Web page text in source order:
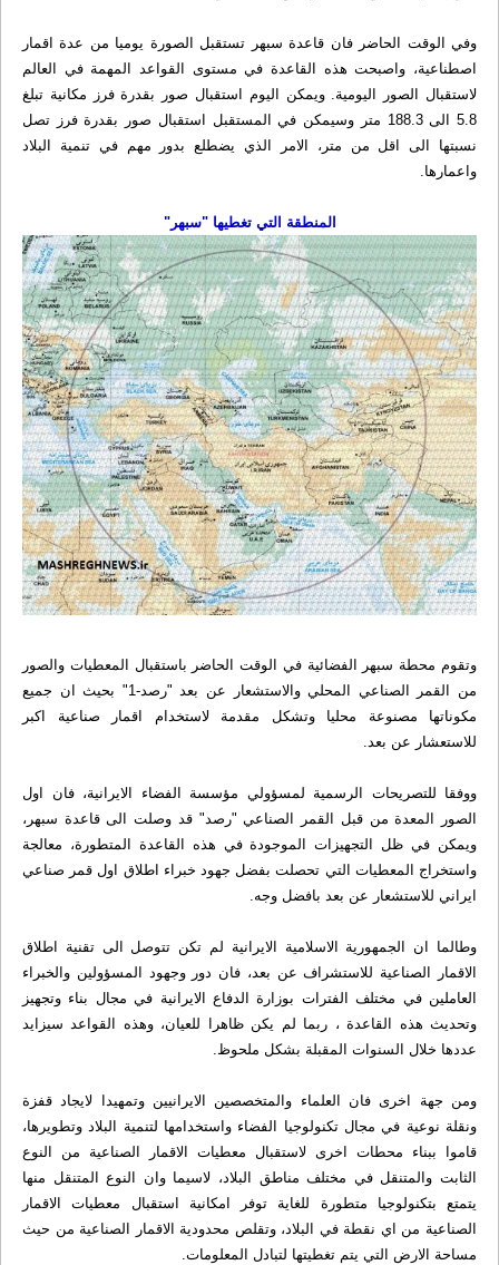
وفي الوقت الحاضر فان قاعدة سبهر تستقبل الصورة يوميا من عدة اقمار
اصطناعية، واصبحت هذه القاعدة في مستوى القواعد المهمة في العالم
لاستقبال الصور اليومية. ويمكن اليوم استقبال صور بقدرة فرز مكانية تبلغ
5.8 الى 188.3 متر وسيمكن في المستقبل استقبال صور بقدرة فرز تصل
نسبتها الى اقل من متر، الامر الذي يضطلع بدور مهم في تنمية البلاد
واعمارها.
المنطقة التي تغطيها "سبهر"
وتقوم محطة سبهر الفضائية في الوقت الحاضر باستقبال المعطيات والصور
من القمر الصناعي المحلي والاستشعار عن بعد "رصد-1" بحيث ان جميع
مكوناتها مصنوعة محليا وتشكل مقدمة لاستخدام اقمار صناعية اكبر
للاستعشار عن بعد.
ووفقا للتصريحات الرسمية لمسؤولي مؤسسة الفضاء الايرانية، فان اول
الصور المعدة من قبل القمر الصناعي "رصد" قد وصلت الى قاعدة سبهر،
ويمكن في ظل التجهيزات الموجودة في هذه القاعدة المتطورة، معالجة
واستخراج المعطيات التي تحصلت بفضل جهود خبراء اطلاق اول قمر صناعي
ايراني للاستشعار عن بعد بافضل وجه.
وطالما ان الجمهورية الاسلامية الايرانية لم تكن تتوصل الى تقنية اطلاق
الاقمار الصناعية للاستشراف عن بعد، فان دور وجهود المسؤولين والخبراء
العاملين في مختلف الفترات بوزارة الدفاع الايرانية في مجال بناء وتجهيز
وتحديث هذه القاعدة ، ربما لم يكن ظاهرا للعيان، وهذه القواعد سيزايد
عددها خلال السنوات المقبلة بشكل ملحوظ.
ومن جهة اخرى فان العلماء والمتخصصين الايرانيين وتمهيدا لايجاد قفزة
ونقلة نوعية في مجال تكنولوجيا الفضاء واستخدامها لتنمية البلاد وتطويرها،
قاموا ببناء محطات اخرى لاستقبال معطيات الاقمار الصناعية من النوع
الثابت والمتنقل في مختلف مناطق البلاد، لاسيما وان النوع المتنقل منها
يتمتع بتكنولوجيا متطورة للغاية توفر امكانية استقبال معطيات الاقمار
الصناعية من اي نقطة في البلاد، وتقلص محدودية الاقمار الصناعية من حيث
مساحة الارض التي يتم تغطيتها لتبادل المعلومات.